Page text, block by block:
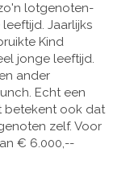
lotgenoten-
Jaarlijks
Kind
jonge leeftijd.
ander
Echt een
betekent ook dat
zelf. Voor
€ 6.000,--